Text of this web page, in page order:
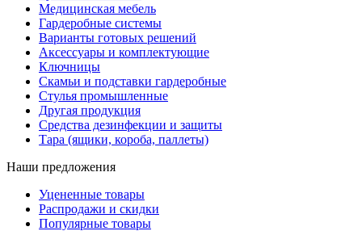
Медицинская мебель
Гардеробные системы
Варианты готовых решений
Аксессуары и комплектующие
Ключницы
Скамьи и подставки гардеробные
Стулья промышленные
Другая продукция
Средства дезинфекции и защиты
Тара (ящики, короба, паллеты)
Наши предложения
Уцененные товары
Распродажи и скидки
Популярные товары